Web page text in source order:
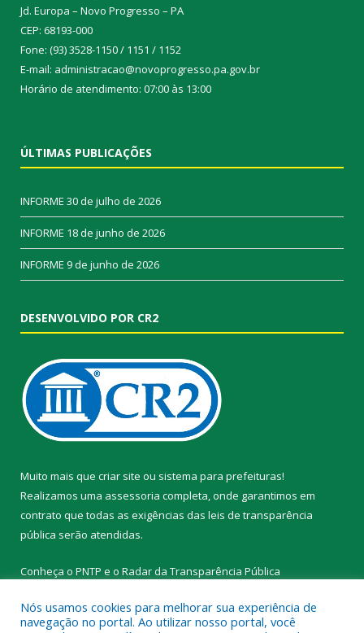
Jd. Europa – Novo Progresso – PA
CEP: 68193-000
Fone: (93) 3528-1150 / 1151 / 1152
E-mail: administracao@novoprogresso.pa.gov.br
Horário de atendimento: 07:00 às 13:00
ÚLTIMAS PUBLICAÇÕES
INFORME 30 de julho de 2026
INFORME 18 de junho de 2026
INFORME 9 de junho de 2026
DESENVOLVIDO POR CR2
Muito mais que criar site ou sistema para prefeituras!
Realizamos uma assessoria completa, onde garantimos em
contrato que todas as exigências das leis de transparência
pública serão atendidas.
Conheça o PNTP e o Radar da Transparência Pública
Nós usamos cookies para melhorar sua experiência de
navegação no portal. Ao utilizar nosso portal, você